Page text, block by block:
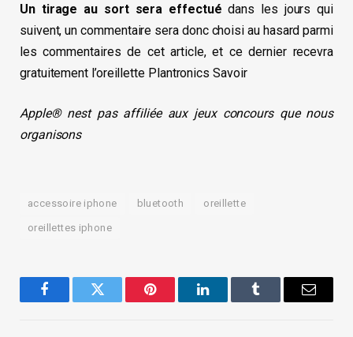
Un tirage au sort sera effectué dans les jours qui
suivent, un commentaire sera donc choisi au hasard parmi
les commentaires de cet article, et ce dernier recevra
gratuitement l’oreillette Plantronics Savoir
Apple® nest pas affiliée aux jeux concours que nous
organisons
accessoire iphone bluetooth oreillette
oreillettes iphone
FacebookTwitter Pinterest LinkedInTumblr Email